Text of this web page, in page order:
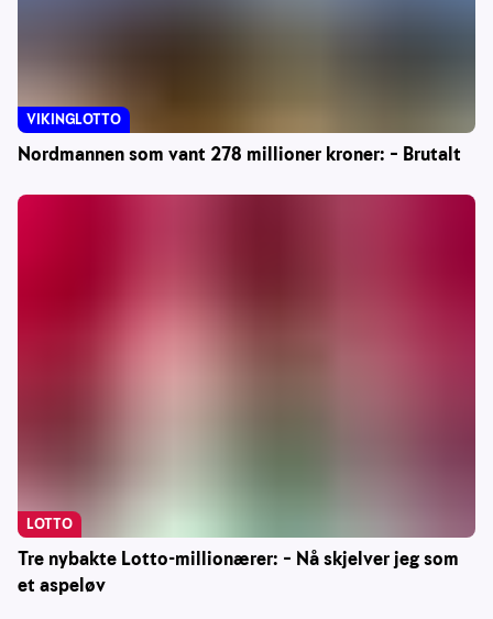
Nordmannen som vant 278 millioner kroner: – Brutalt
VIKINGLOTTO
Tre nybakte Lotto-millionærer: – Nå skjelver jeg som
et aspeløv
LOTTO